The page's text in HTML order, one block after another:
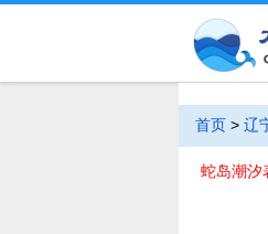
首页 > 辽
蛇岛潮汐